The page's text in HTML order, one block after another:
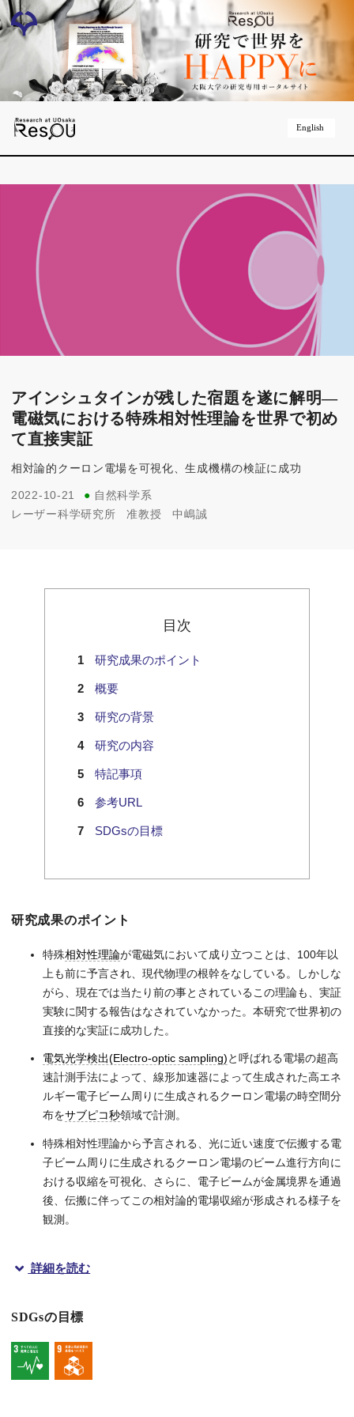
English
アインシュタインが残した宿題を遂に解明—
電磁気における特殊相対性理論を世界で初め
て直接実証
相対論的クーロン電場を可視化、生成機構の検証に成功
2022-10-21 ● 自然科学系
レーザー科学研究所
准教授 中嶋誠
目次
研究成果のポイント
概要
研究の背景
研究の内容
特記事項
参考URL
SDGsの目標
研究成果のポイント
特殊相対性理論が電磁気において成り立つことは、100年以
上も前に予言され、現代物理の根幹をなしている。しかしな
がら、現在では当たり前の事とされているこの理論も、実証
実験に関する報告はなされていなかった。本研究で世界初の
直接的な実証に成功した。
電気光学検出(Electro-optic sampling)と呼ばれる電場の超高
速計測手法によって、線形加速器によって生成された高エネ
ルギー電子ビーム周りに生成されるクーロン電場の時空間分
布をサブピコ秒領域で計測。
特殊相対性理論から予言される、光に近い速度で伝搬する電
子ビーム周りに生成されるクーロン電場のビーム進行方向に
おける収縮を可視化、さらに、電子ビームが金属境界を通過
後、伝搬に伴ってこの相対論的電場収縮が形成される様子を
観測。
大阪大学レーザー科学研究所の中嶋誠准教授、太田雅人特任研
相対性理論は現代物理の基礎であり、その正当性に疑問を投げ
詳細を読む
SDGsの目標